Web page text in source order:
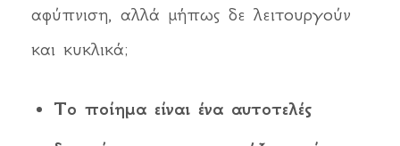
αφύπνιση, αλλά μήπως δε λειτουργούν
και κυκλικά;
Το ποίημα είναι ένα αυτοτελές